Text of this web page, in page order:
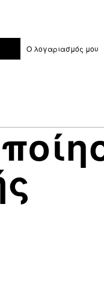
Ο λογαριασμός μου